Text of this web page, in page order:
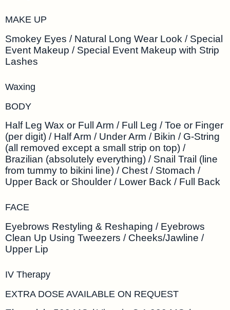
MAKE UP
Smokey Eyes / Natural Long Wear Look / Special
Event Makeup / Special Event Makeup with Strip
Lashes
Waxing
BODY
Half Leg Wax or Full Arm / Full Leg / Toe or Finger
(per digit) / Half Arm / Under Arm / Bikin / G-String
(all removed except a small strip on top) /
Brazilian (absolutely everything) / Snail Trail (line
from tummy to bikini line) / Chest / Stomach /
Upper Back or Shoulder / Lower Back / Full Back
FACE
Eyebrows Restyling & Reshaping / Eyebrows
Clean Up Using Tweezers / Cheeks/Jawline /
Upper Lip
IV Therapy
EXTRA DOSE AVAILABLE ON REQUEST